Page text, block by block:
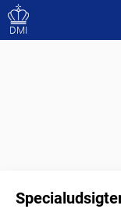
DMI